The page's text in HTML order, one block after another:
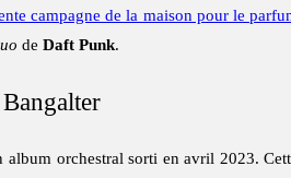
campagne de la maison pour le
de Daft Punk.
album orchestral sorti en avril 2023.